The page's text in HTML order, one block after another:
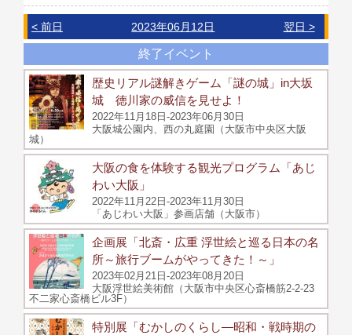
< 前日 2023年06月12日 翌日 >
終了イベント
歴史リアル謎解きゲーム「謎の城」in大坂
城 徳川家の威信を見せよ！
2022年11月18日-2023年06月30日
大阪城公園内、西の丸庭園（大阪市中央区大阪
城）
大阪の食を体験する観光プログラム「あじ
わい大阪」
2022年11月22日-2023年11月30日
「あじわい大阪」参画店舗（大阪市）
企画展「北斎・広重 浮世絵と巡る日本の名
所～旅行ブームがやってきた！～」
2023年02月21日-2023年08月20日
大阪浮世絵美術館（大阪市中央区心斎橋筋2-2-23
不二家心斎橋ビル3F）
特別展「むかしのくらし―昭和・戦時期の